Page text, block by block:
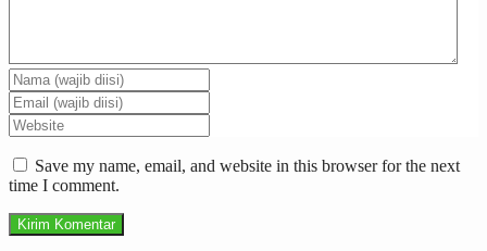
Save my name, email, and website in this browser for the next
time I comment.